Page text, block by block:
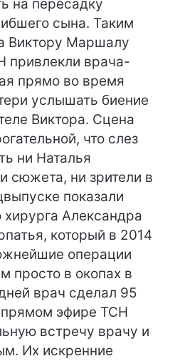
на пересадку
сына. Таким
Виктору Маршалу
привлекли врача-
прямо во время
услышать биение
Виктора. Сцена
что слез
ни Наталья
сюжета, ни зрители в
показали
Александра
который в 2014
операции
просто в окопах в
врач сделал 95
эфире ТСН
встречу врачу и
Их искренние